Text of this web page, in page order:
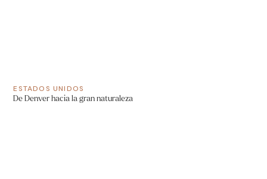
ESTADOS UNIDOS
De Denver hacia la gran naturaleza